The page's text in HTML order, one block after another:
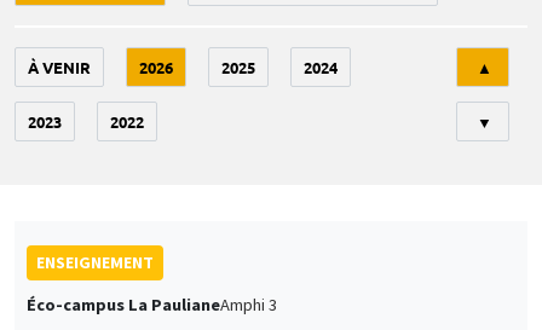
À VENIR 2026 2025 2024
2023 2022
▲
▼
ENSEIGNEMENT
Éco-campus La PaulianeAmphi 3